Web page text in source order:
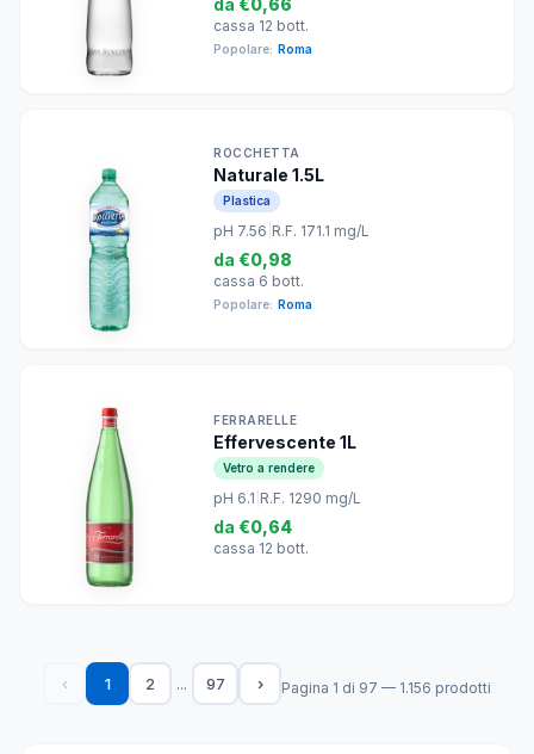
da €0,66
cassa 12 bott.
Popolare: Roma
ROCCHETTA
Naturale 1.5L
Plastica
pH 7.56 R.F. 171.1 mg/L
da €0,98
cassa 6 bott.
Popolare: Roma
FERRARELLE
Effervescente 1L
Vetro a rendere
pH 6.1 R.F. 1290 mg/L
da €0,64
cassa 12 bott.
‹ 1 2 ... 97 › Pagina 1 di 97 — 1.156 prodotti